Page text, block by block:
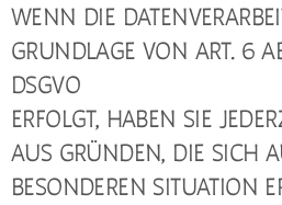
WENN DIE
GRUNDLAGE VON ART. 6
DSGVO
ERFOLGT, HABEN SIE
AUS GRÜNDEN, DIE SICH
BESONDEREN SITUATION